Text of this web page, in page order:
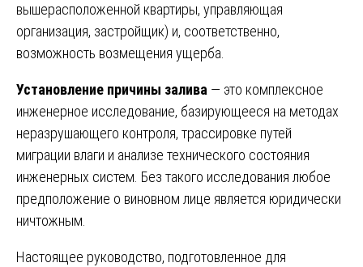
вышерасположенной квартиры, управляющая
организация, застройщик) и, соответственно,
возможность возмещения ущерба.
Установление причины залива — это комплексное
инженерное исследование, базирующееся на методах
неразрушающего контроля, трассировке путей
миграции влаги и анализе технического состояния
инженерных систем. Без такого исследования любое
предположение о виновном лице является юридически
ничтожным.
Настоящее руководство, подготовленное для